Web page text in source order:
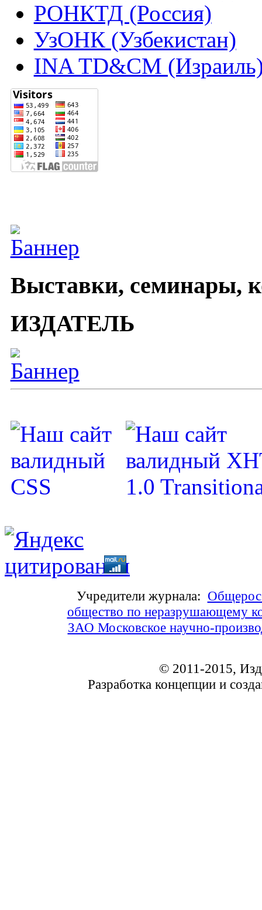
РОНКТД (Россия)
УзОНК (Узбекистан)
INA TD&CM
Выставки, семинары,
ИЗДАТЕЛЬ
Учредители журнала:
общество по неразрушающему
ЗАО Московское научно-
© 2011-2015,
Разработка концепции и